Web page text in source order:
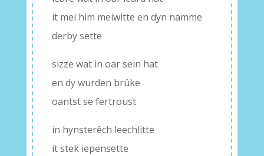
it mei him meiwitte en dyn namme
derby sette
sizze wat in oar sein hat
en dy wurden brûke
oantst se fertroust
in hynsterêch leechlitte
it stek iepensette